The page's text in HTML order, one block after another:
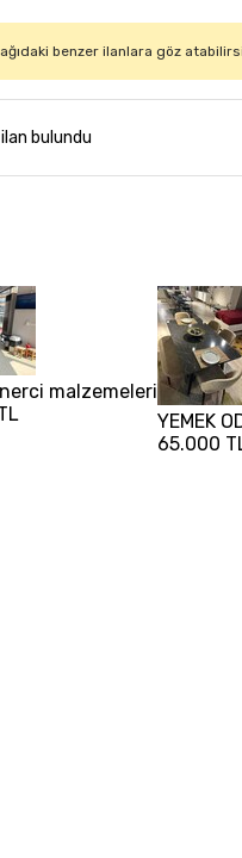
benzer ilanlara göz
ilan bulundu
malzemeleri
YEMEK
65.000